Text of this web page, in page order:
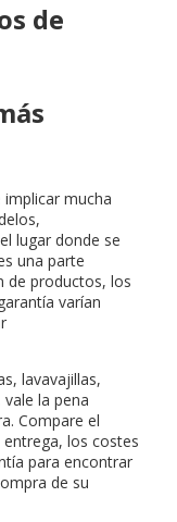
de
mucha
lugar donde se
una parte
de productos, los
varían
lavavajillas,
la pena
Compare el
los costes
para encontrar
de su